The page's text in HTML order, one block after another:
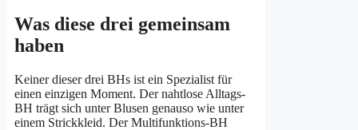
Was diese drei gemeinsam
haben
Keiner dieser drei BHs ist ein Spezialist für
einen einzigen Moment. Der nahtlose Alltags-
BH trägt sich unter Blusen genauso wie unter
einem Strickkleid. Der Multifunktions-BH